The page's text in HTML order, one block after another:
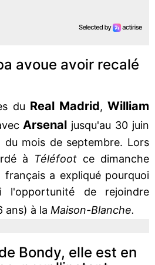
avoue avoir recalé
du Real Madrid,William
Arsenal jusqu'au 30 juin
mois de septembre. Lors
à Téléfoot ce dimanche
a expliqué pourquoi
de rejoindre
ans) à la Maison-Blanche.
Bondy, elle est en